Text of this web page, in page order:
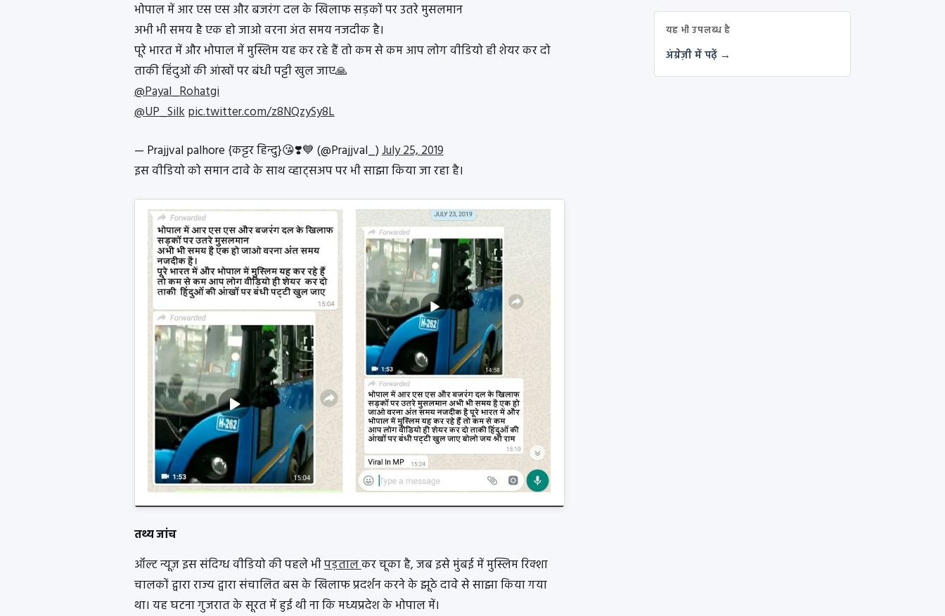
भोपाल में आर एस एस और बजरंग दल के खिलाफ सड़कों पर उतरे मुसलमान
अभी भी समय है एक हो जाओ वरना अंत समय नजदीक है।
पूरे भारत में और भोपाल में मुस्लिम यह कर रहे हैं तो कम से कम आप लोग वीडियो ही शेयर कर दो
ताकी हिंदुओं की आंखों पर बंधी पट्टी खुल जाए🙏
@Payal_Rohatgi
@UP_Silkpic.twitter.com/z8NQzySy8L
— Prajjval palhore {कट्टर हिन्दु}😘❣️💙 (@Prajjval_)July 25, 2019
इस वीडियो को समान दावे के साथ व्हाट्सअप पर भी साझा किया जा रहा है।
तथ्य जांच
ऑल्ट न्यूज़ इस संदिग्ध वीडियो की पहले भीपड़तालकर चूका है, जब इसे मुंबई में मुस्लिम रिक्शा
चालकों द्वारा राज्य द्वारा संचालित बस के खिलाफ प्रदर्शन करने के झूठे दावे से साझा किया गया
था। यह घटना गुजरात के सूरत में हुई थी ना कि मध्यप्रदेश के भोपाल में।
यह भी उपलब्ध है
अंग्रेज़ी में पढ़ें →